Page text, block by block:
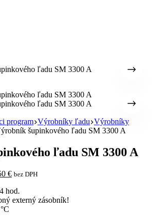
program Výrobníky ľadu Výrobníky
šupinkového ľadu SM 3300 A
ľadu SM 3300 A
€Aktuálna
je:
13
bez DPH
hod.
externý zásobník!